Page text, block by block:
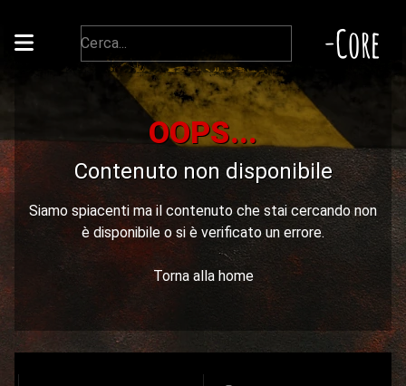
-Core
OOPS...
Contenuto non disponibile
Siamo spiacenti ma il contenuto che stai cercando non
è disponibile o si è verificato un errore.
Torna alla home